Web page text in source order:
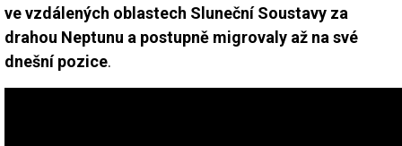
ve vzdálených oblastech Sluneční Soustavy za
drahou Neptunu a postupně migrovaly až na své
dnešní pozice.